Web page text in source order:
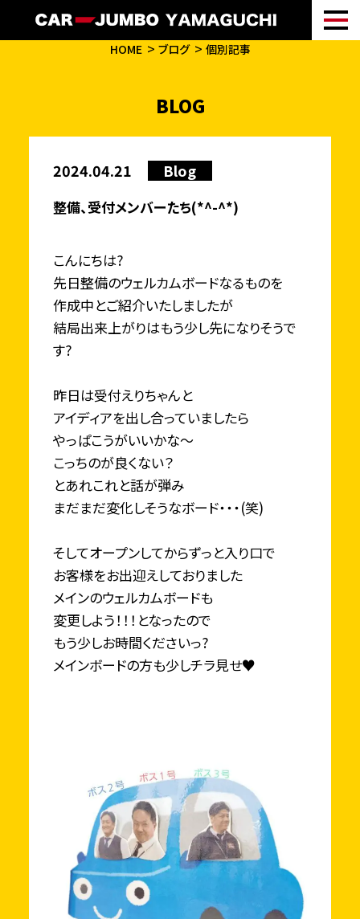
HOME ブログ 個別記事
BLOG
2024.04.21 Blog
整備、受付メンバーたち(*^-^*)
こんにちは?
先日整備のウェルカムボードなるものを
作成中とご紹介いたしましたが
結局出来上がりはもう少し先になりそうで
す?
昨日は受付えりちゃんと
アイディアを出し合っていましたら
やっぱこうがいいかな～
こっちのが良くない？
とあれこれと話が弾み
まだまだ変化しそうなボード・・・(笑)
そしてオープンしてからずっと入り口で
お客様をお出迎えしておりました
メインのウェルカムボードも
変更しよう！！！となったので
もう少しお時間くださいっ?
メインボードの方も少しチラ見せ♥